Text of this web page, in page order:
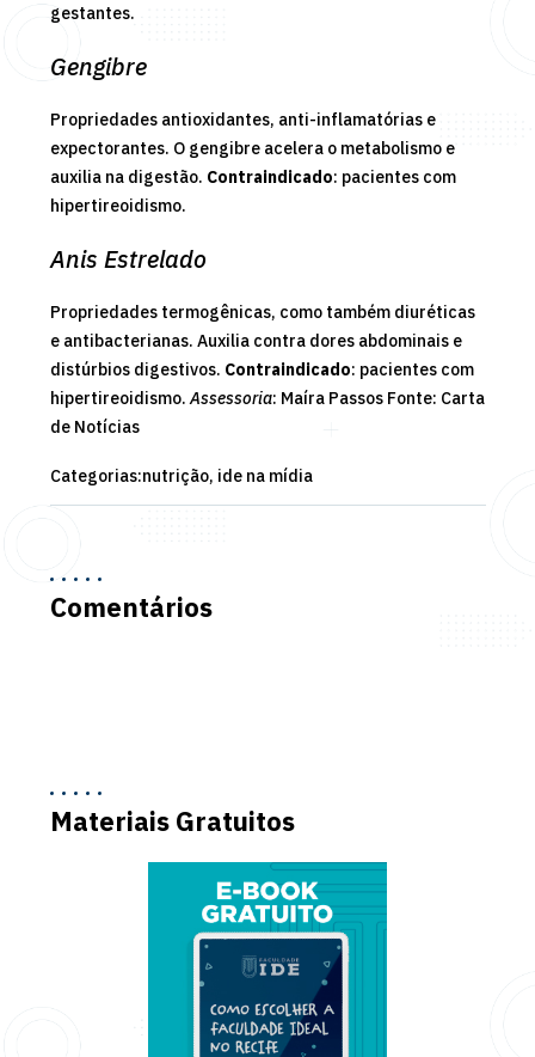
gestantes.
Gengibre
Propriedades antioxidantes, anti-inflamatórias e
expectorantes. O gengibre acelera o metabolismo e
auxilia na digestão. Contraindicado: pacientes com
hipertireoidismo.
Anis Estrelado
Propriedades termogênicas, como também diuréticas
e antibacterianas. Auxilia contra dores abdominais e
distúrbios digestivos. Contraindicado: pacientes com
hipertireoidismo. Assessoria: Maíra Passos Fonte: Carta
de Notícias
Categorias:nutrição, ide na mídia
Comentários
Materiais Gratuitos